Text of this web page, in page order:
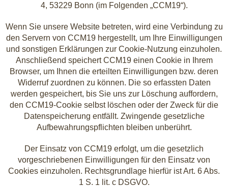
4, 53229 Bonn (im Folgenden „CCM19“).
Wenn Sie unsere Website betreten, wird eine Verbindung zu
den Servern von CCM19 hergestellt, um Ihre Einwilligungen
und sonstigen Erklärungen zur Cookie-Nutzung einzuholen.
Anschließend speichert CCM19 einen Cookie in Ihrem
Browser, um Ihnen die erteilten Einwilligungen bzw. deren
Widerruf zuordnen zu können. Die so erfassten Daten
werden gespeichert, bis Sie uns zur Löschung auffordern,
den CCM19-Cookie selbst löschen oder der Zweck für die
Datenspeicherung entfällt. Zwingende gesetzliche
Aufbewahrungspflichten bleiben unberührt.
Der Einsatz von CCM19 erfolgt, um die gesetzlich
vorgeschriebenen Einwilligungen für den Einsatz von
Cookies einzuholen. Rechtsgrundlage hierfür ist Art. 6 Abs.
1 S. 1 lit. c DSGVO.